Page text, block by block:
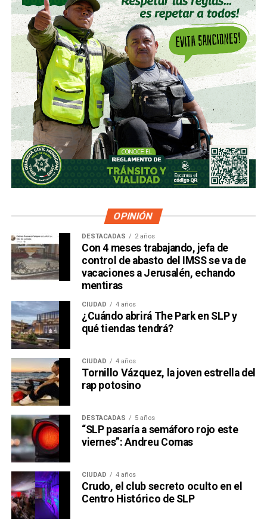
OPINIÓN
DESTACADAS 2 años
Con 4 meses trabajando, jefa de
control de abasto del IMSS se va de
vacaciones a Jerusalén, echando
mentiras
CIUDAD 4 años
¿Cuándo abrirá The Park en SLP y
qué tiendas tendrá?
CIUDAD 4 años
Tornillo Vázquez, la joven estrella del
rap potosino
DESTACADAS 5 años
“SLP pasaría a semáforo rojo este
viernes”: Andreu Comas
CIUDAD 4 años
Crudo, el club secreto oculto en el
Centro Histórico de SLP